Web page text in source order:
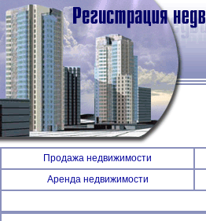
Продажа недвижимости
Аренда недвижимости